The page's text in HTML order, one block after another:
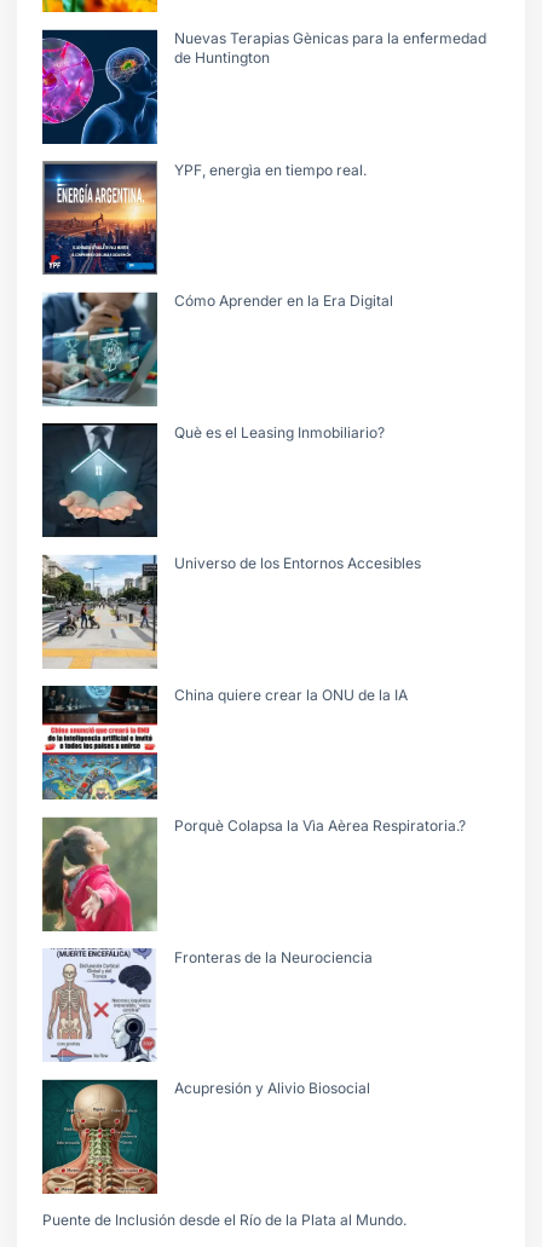
Nuevas Terapias Gènicas para la enfermedad
de Huntington
YPF, energìa en tiempo real.
Cómo Aprender en la Era Digital
Què es el Leasing Inmobiliario?
Universo de los Entornos Accesibles
China quiere crear la ONU de la IA
Porquè Colapsa la Vìa Aèrea Respiratoria.?
Fronteras de la Neurociencia
Acupresión y Alivio Biosocial
Puente de Inclusión desde el Río de la Plata al Mundo.